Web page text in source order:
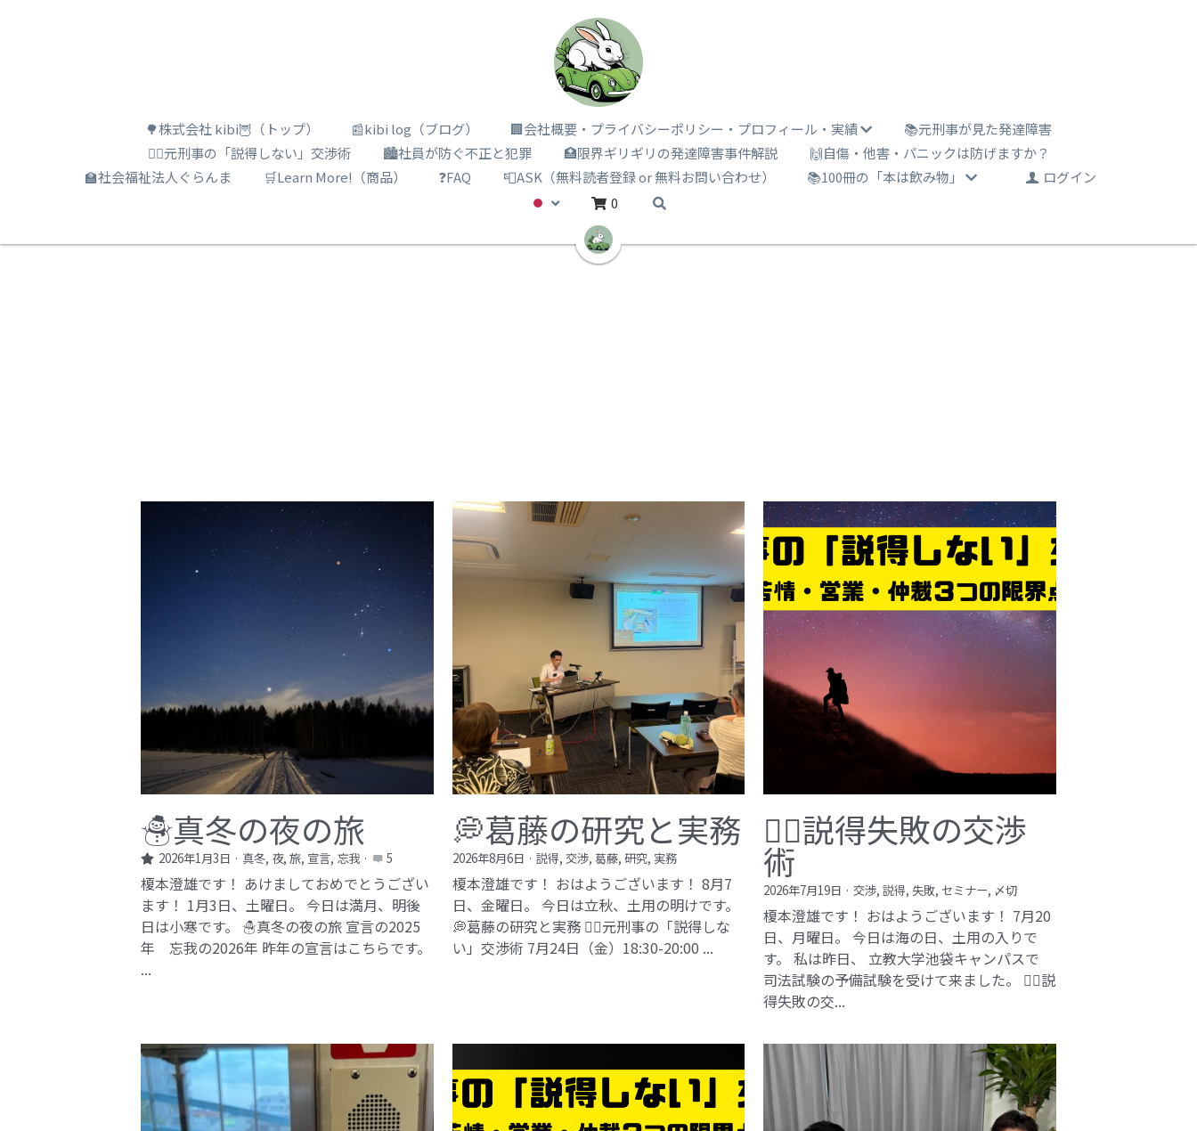
🌳株式会社 kibi🦉（トップ） 📰kibi log（ブログ） 🏢会社概要・プライバシーポリシー・プロフィール・実績
📚元刑事が見た発達障害
🕵️‍♂️元刑事の「説得しない」交渉術
🏙️社員が防ぐ不正と犯罪 🏥限界ギリギリの発達障害事件解説
🙌自傷・他害・パニックは防げますか？
🏫社会福祉法人ぐらんま
🛒Learn More!（商品） ❓FAQ 📮ASK（無料読者登録 or 無料お問い合わせ） 📚100冊の「本は飲み物」
ログイン
0
☃️真冬の夜の旅
2026年1月3日 · 真冬, 夜, 旅, 宣言, 忘我· 5
榎本澄雄です！ あけましておめでとうござい
ます！ 1月3日、土曜日。 今日は満月、明後
日は小寒です。 ☃️真冬の夜の旅 宣言の2025
年 忘我の2026年​ 昨年の宣言はこちらです。
...
💭葛藤の研究と実務
2026年8月6日 · 説得, 交渉, 葛藤, 研究, 実務
榎本澄雄です！ おはようございます！ 8月7
日、金曜日。 今日は立秋、土用の明けです。
💭葛藤の研究と実務 🕵️‍♂️元刑事の「説得しな
い」交渉術​ 7月24日（金）18:30-20:00 ...
🕵️‍♂️説得失敗の交渉
術
2026年7月19日 · 交渉, 説得, 失敗, セミナー, 〆切
榎本澄雄です！ おはようございます！ 7月20
日、月曜日。 今日は海の日、土用の入りで
す。 私は昨日、 立教大学池袋キャンパスで
司法試験の予備試験を受けて来ました。 🕵️‍♂️説
得失敗の交...